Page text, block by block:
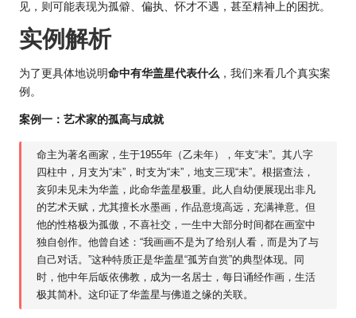
见，则可能表现为孤僻、偏执、怀才不遇，甚至精神上的困扰。
实例解析
为了更具体地说明命中有华盖星代表什么 ，我们来看几个真实案
例。
案例一：艺术家的孤高与成就
命主为著名画家，生于1955年（乙未年），年支“未”。其八字
四柱中，月支为“未”，时支为“未”，地支三现“未”。根据查法，
亥卯未见未为华盖，此命华盖星极重。此人自幼便展现出非凡
的艺术天赋，尤其擅长水墨画，作品意境高远，充满禅意。但
他的性格极为孤傲，不喜社交，一生中大部分时间都在画室中
独自创作。他曾自述：“我画画不是为了给别人看，而是为了与
自己对话。”这种特质正是华盖星“孤芳自赏”的典型体现。同
时，他中年后皈依佛教，成为一名居士，每日诵经作画，生活
极其简朴。这印证了华盖星与佛道之缘的关联。